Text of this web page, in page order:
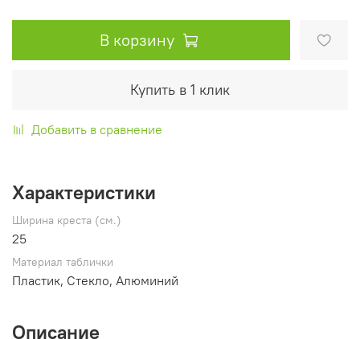
В корзину
Купить в 1 клик
Добавить в сравнение
Характеристики
Ширина креста (см.)
25
Материал таблички
Пластик, Стекло, Алюминий
Описание